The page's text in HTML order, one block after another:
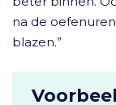
na de
blazen.”